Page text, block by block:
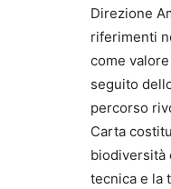
Direzione
riferimenti
come
seguito
percorso
Carta
biodiversità
tecnica e la